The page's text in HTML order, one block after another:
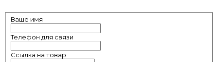
Ваше имя
Телефон для связи
Ссылка на товар